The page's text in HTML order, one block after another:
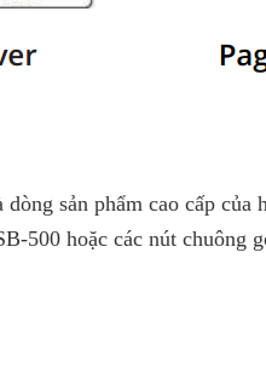
dòng sản phẩm cao cấp của
500 hoặc các nút chuông